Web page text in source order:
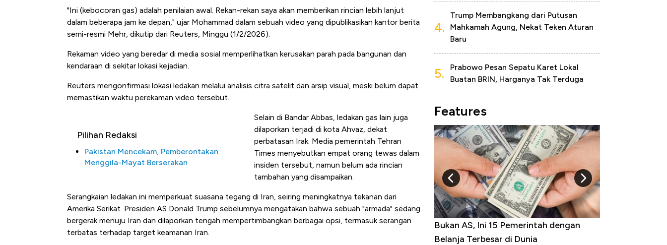
"Ini (kebocoran gas) adalah penilaian awal. Rekan-rekan saya akan memberikan rincian lebih lanjut
dalam beberapa jam ke depan," ujar Mohammad dalam sebuah video yang dipublikasikan kantor berita
semi-resmi Mehr, dikutip dari Reuters, Minggu (1/2/2026).
Rekaman video yang beredar di media sosial memperlihatkan kerusakan parah pada bangunan dan
kendaraan di sekitar lokasi kejadian.
Reuters mengonfirmasi lokasi ledakan melalui analisis citra satelit dan arsip visual, meski belum dapat
memastikan waktu perekaman video tersebut.
Pilihan Redaksi
Pakistan Mencekam, Pemberontakan
Menggila-Mayat Berserakan
Selain di Bandar Abbas, ledakan gas lain juga
dilaporkan terjadi di kota Ahvaz, dekat
perbatasan Irak. Media pemerintah Tehran
Times menyebutkan empat orang tewas dalam
insiden tersebut, namun belum ada rincian
tambahan yang disampaikan.
Serangkaian ledakan ini memperkuat suasana tegang di Iran, seiring meningkatnya tekanan dari
Amerika Serikat. Presiden AS Donald Trump sebelumnya mengatakan bahwa sebuah "armada" sedang
bergerak menuju Iran dan dilaporkan tengah mempertimbangkan berbagai opsi, termasuk serangan
terbatas terhadap target keamanan Iran.
4.
Trump Membangkang dari Putusan
Mahkamah Agung, Nekat Teken Aturan
Baru
5.
Prabowo Pesan Sepatu Karet Lokal
Buatan BRIN, Harganya Tak Terduga
Features
Kongo Tutup Keran Ekspor, Harga
Bukan AS, Ini 15 Pemerintah dengan
Belanja Terbesar di Dunia